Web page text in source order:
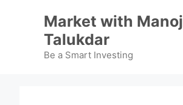
Market with Manoj
Talukdar
Be a Smart Investing